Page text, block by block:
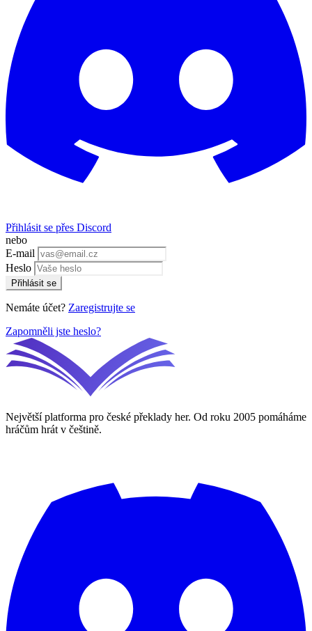
Přihlásit se přes Discord
nebo
E-mail
Heslo
Přihlásit se
Nemáte účet? Zaregistrujte se
Zapomněli jste heslo?
Největší platforma pro české překlady her. Od roku 2005 pomáháme
hráčům hrát v češtině.